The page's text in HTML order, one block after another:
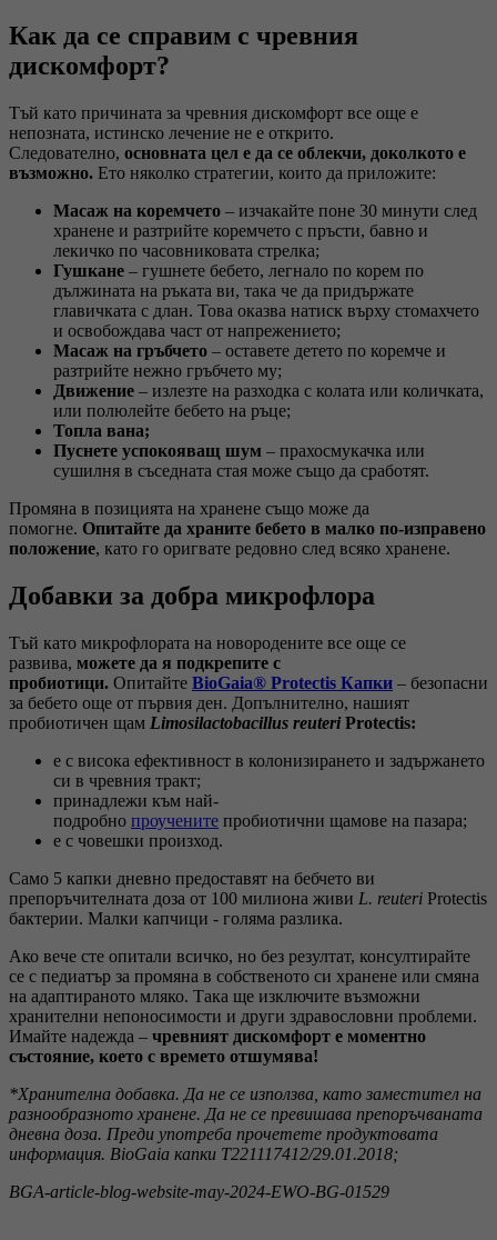
Как да се справим с чревния
дискомфорт?
Тъй като причината за чревния дискомфорт все още е
непозната, истинско лечение не е открито.
Следователно, основната цел е да се облекчи, доколкото е
възможно. Ето няколко стратегии, които да приложите:
Масаж на коремчето – изчакайте поне 30 минути след
хранене и разтрийте коремчето с пръсти, бавно и
лекичко по часовниковата стрелка;
Гушкане – гушнете бебето, легнало по корем по
дължината на ръката ви, така че да придържате
главичката с длан. Това оказва натиск върху стомахчето
и освобождава част от напрежението;
Масаж на гръбчето – оставете детето по коремче и
разтрийте нежно гръбчето му;
Движение – излезте на разходка с колата или количката,
или полюлейте бебето на ръце;
Топла вана;
Пуснете успокояващ шум – прахосмукачка или
сушилня в съседната стая може също да сработят.
Промяна в позицията на хранене също може да
помогне. Опитайте да храните бебето в малко по-изправено
положение, като го оригвате редовно след всяко хранене.
Добавки за добра микрофлора
Тъй като микрофлората на новородените все още се
развива, можете да я подкрепите с
пробиотици. Опитайте BioGaia® Protectis Капки – безопасни
за бебето още от първия ден. Допълнително, нашият
пробиотичен щам Limosilactobacillus reuteriProtectis:
е с висока ефективност в колонизирането и задържането
си в чревния тракт;
принадлежи към най-
подробно проучените пробиотични щамове на пазара;
е с човешки произход.
Само 5 капки дневно предоставят на бебчето ви
препоръчителната доза от 100 милиона живи L. reuteri Protectis
бактерии. Малки капчици - голяма разлика.
Ако вече сте опитали всичко, но без резултат, консултирайте
се с педиатър за промяна в собственото си хранене или смяна
на адаптираното мляко. Така ще изключите възможни
хранителни непоносимости и други здравословни проблеми.
Имайте надежда – чревният дискомфорт е моментно
състояние, което с времето отшумява!
*Хранителна добавка. Да не се използва, като заместител на
разнообразното хранене. Да не се превишава препоръчваната
дневна доза. Преди употреба прочетете продуктовата
информация. BioGaia капки T221117412/29.01.2018;
BGA-article-blog-website-may-2024-EWO-BG-01529